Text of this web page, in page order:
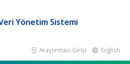
Yönetim Sistemi
Araştırmacı Girişi English